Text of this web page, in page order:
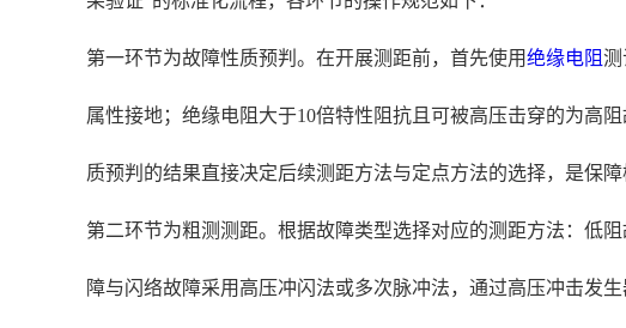
第一环节为故障性质预判。在开展测距前，首先使用绝缘电阻测
属性接地；绝缘电阻大于10倍特性阻抗且可被高压击穿的为高
质预判的结果直接决定后续测距方法与定点方法的选择，是保障
第二环节为粗测测距。根据故障类型选择对应的测距方法：低
障与闪络故障采用高压冲闪法或多次脉冲法，通过高压冲击发